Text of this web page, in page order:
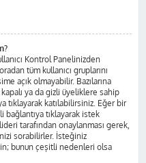
Kontrol Panelinizden
tüm kullanıcı gruplarını
açık olmayabilir. Bazılarına
ya da gizli üyeliklere sahip
tıklayarak katılabilirsiniz. Eğer bir
tıklayarak istek
tarafından onaylanması gerek,
sorabilirler. İsteğiniz
bunun çeşitli nedenleri olsa